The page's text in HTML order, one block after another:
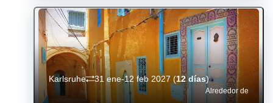
Alrededor de
Karlsruhe 31 ene-12 feb 2027 (12 días)